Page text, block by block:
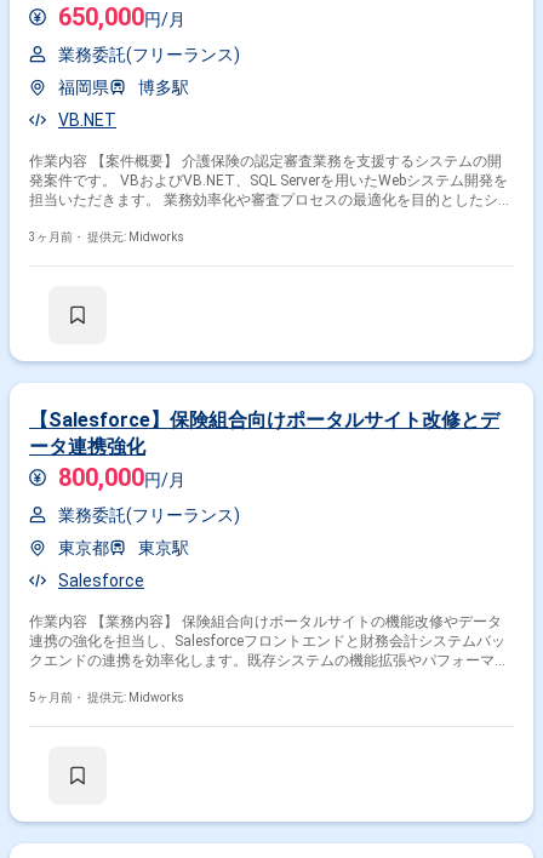
650,000円/月
業務委託(フリーランス)
福岡県
博多駅
VB.NET
作業内容 【案件概要】 介護保険の認定審査業務を支援するシステムの開
発案件です。 VBおよびVB.NET、SQL Serverを用いたWebシステム開発を
担当いただきます。 業務効率化や審査プロセスの最適化を目的としたシス
す。 【作業内容】 ・VB.NETを用いたWebアプリケーション開発 ・SQL
3ヶ月前・ 提供元: Midworks
【Salesforce】保険組合向けポータルサイト改修とデ
ータ連携強化
800,000円/月
業務委託(フリーランス)
東京都
東京駅
Salesforce
作業内容 【業務内容】 保険組合向けポータルサイトの機能改修やデータ
連携の強化を担当し、Salesforceフロントエンドと財務会計システムバッ
クエンドの連携を効率化します。既存システムの機能拡張やパフォーマン
ロントエンドの機能改修 ・富士通財務会計システムとのデータ連携強化
5ヶ月前・ 提供元: Midworks